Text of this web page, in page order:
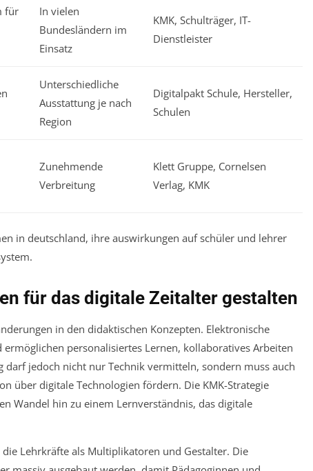
für
In vielen
Bundesländern im
Einsatz
KMK, Schulträger, IT-
Dienstleister
Unterschiedliche
Ausstattung je nach
Region
Digitalpakt Schule, Hersteller,
Schulen
Zunehmende
Verbreitung
Klett Gruppe, Cornelsen
Verlag, KMK
für das digitale Zeitalter gestalten
in den didaktischen Konzepten. Elektronische
personalisiertes Lernen, kollaboratives Arbeiten
jedoch nicht nur Technik vermitteln, sondern muss auch
über digitale Technologien fördern. Die KMK-Strategie
Wandel hin zu einem Lernverständnis, das digitale
die Lehrkräfte als Multiplikatoren und Gestalter. Die